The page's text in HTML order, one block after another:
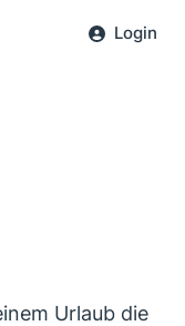
Login
Urlaub die